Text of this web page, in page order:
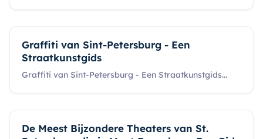
Graffiti van Sint-Petersburg - Een
Straatkunstgids
Graffiti van Sint-Petersburg - Een Straatkunstgids...
De Meest Bijzondere Theaters van St.